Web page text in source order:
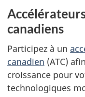
canadiens
Participez à un
canadien (ATC)
croissance pour
technologiques